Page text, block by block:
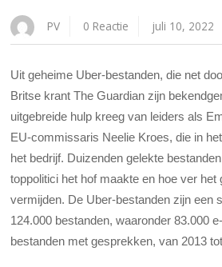
PV 0 Reactie juli 10, 2022
Uit geheime Uber-bestanden, die net
Britse krant The Guardian zijn
uitgebreide hulp kreeg van leiders als
EU-commissaris Neelie Kroes, die in
het bedrijf. Duizenden gelekte
toppolitici het hof maakte en hoe ver het
vermijden. De Uber-bestanden zijn een
124.000 bestanden, waaronder 83.000
bestanden met gesprekken, van 2013